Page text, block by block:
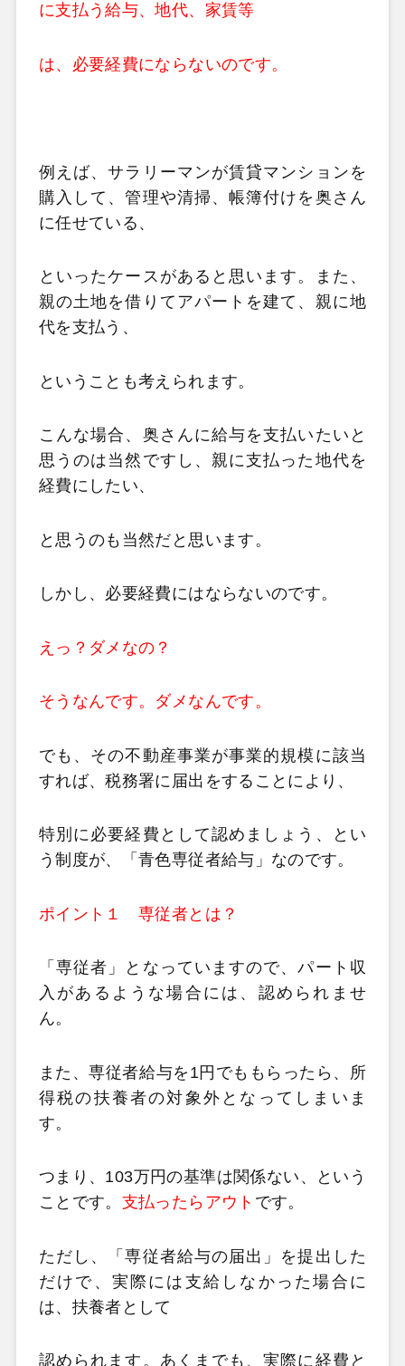
に支払う給与、地代、家賃等
は、必要経費にならないのです。
例えば、サラリーマンが賃貸マンションを
購入して、管理や清掃、帳簿付けを奥さん
に任せている、
といったケースがあると思います。また、
親の土地を借りてアパートを建て、親に地
代を支払う、
ということも考えられます。
こんな場合、奥さんに給与を支払いたいと
思うのは当然ですし、親に支払った地代を
経費にしたい、
と思うのも当然だと思います。
しかし、必要経費にはならないのです。
えっ？ダメなの？
そうなんです。ダメなんです。
でも、その不動産事業が事業的規模に該当
すれば、税務署に届出をすることにより、
特別に必要経費として認めましょう、とい
う制度が、「青色専従者給与」なのです。
ポイント１ 専従者とは？
「専従者」となっていますので、パート収
入があるような場合には、認められませ
ん。
また、専従者給与を1円でももらったら、所
得税の扶養者の対象外となってしまいま
す。
つまり、103万円の基準は関係ない、という
ことです。 支払ったら アウト です。
ただし、「専従者給与の届出」を提出した
だけで、実際には支給しなかった場合に
は、扶養者として
認められます。あくまでも、実際に経費と